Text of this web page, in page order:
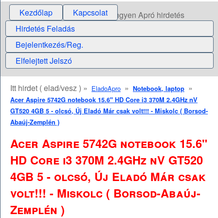
Kezdőlap Kapcsolat
Ingyen Apró hirdetés
Hirdetés Feladás
Bejelentkezés/Reg.
Elfelejtett Jelszó
Itt hirdet ( elad/vesz ) » EladoApro » Notebook, laptop »
Acer Aspire 5742G notebook 15.6" HD Core i3 370M 2.4GHz nV
GT520 4GB 5 - olcsó, Új Eladó Már csak volt!!! - Miskolc ( Borsod-
Abaúj-Zemplén )
Acer Aspire 5742G notebook 15.6"
HD Core i3 370M 2.4GHz nV GT520
4GB 5 - olcsó, Új Eladó Már csak
volt!!! - Miskolc ( Borsod-Abaúj-
Zemplén )